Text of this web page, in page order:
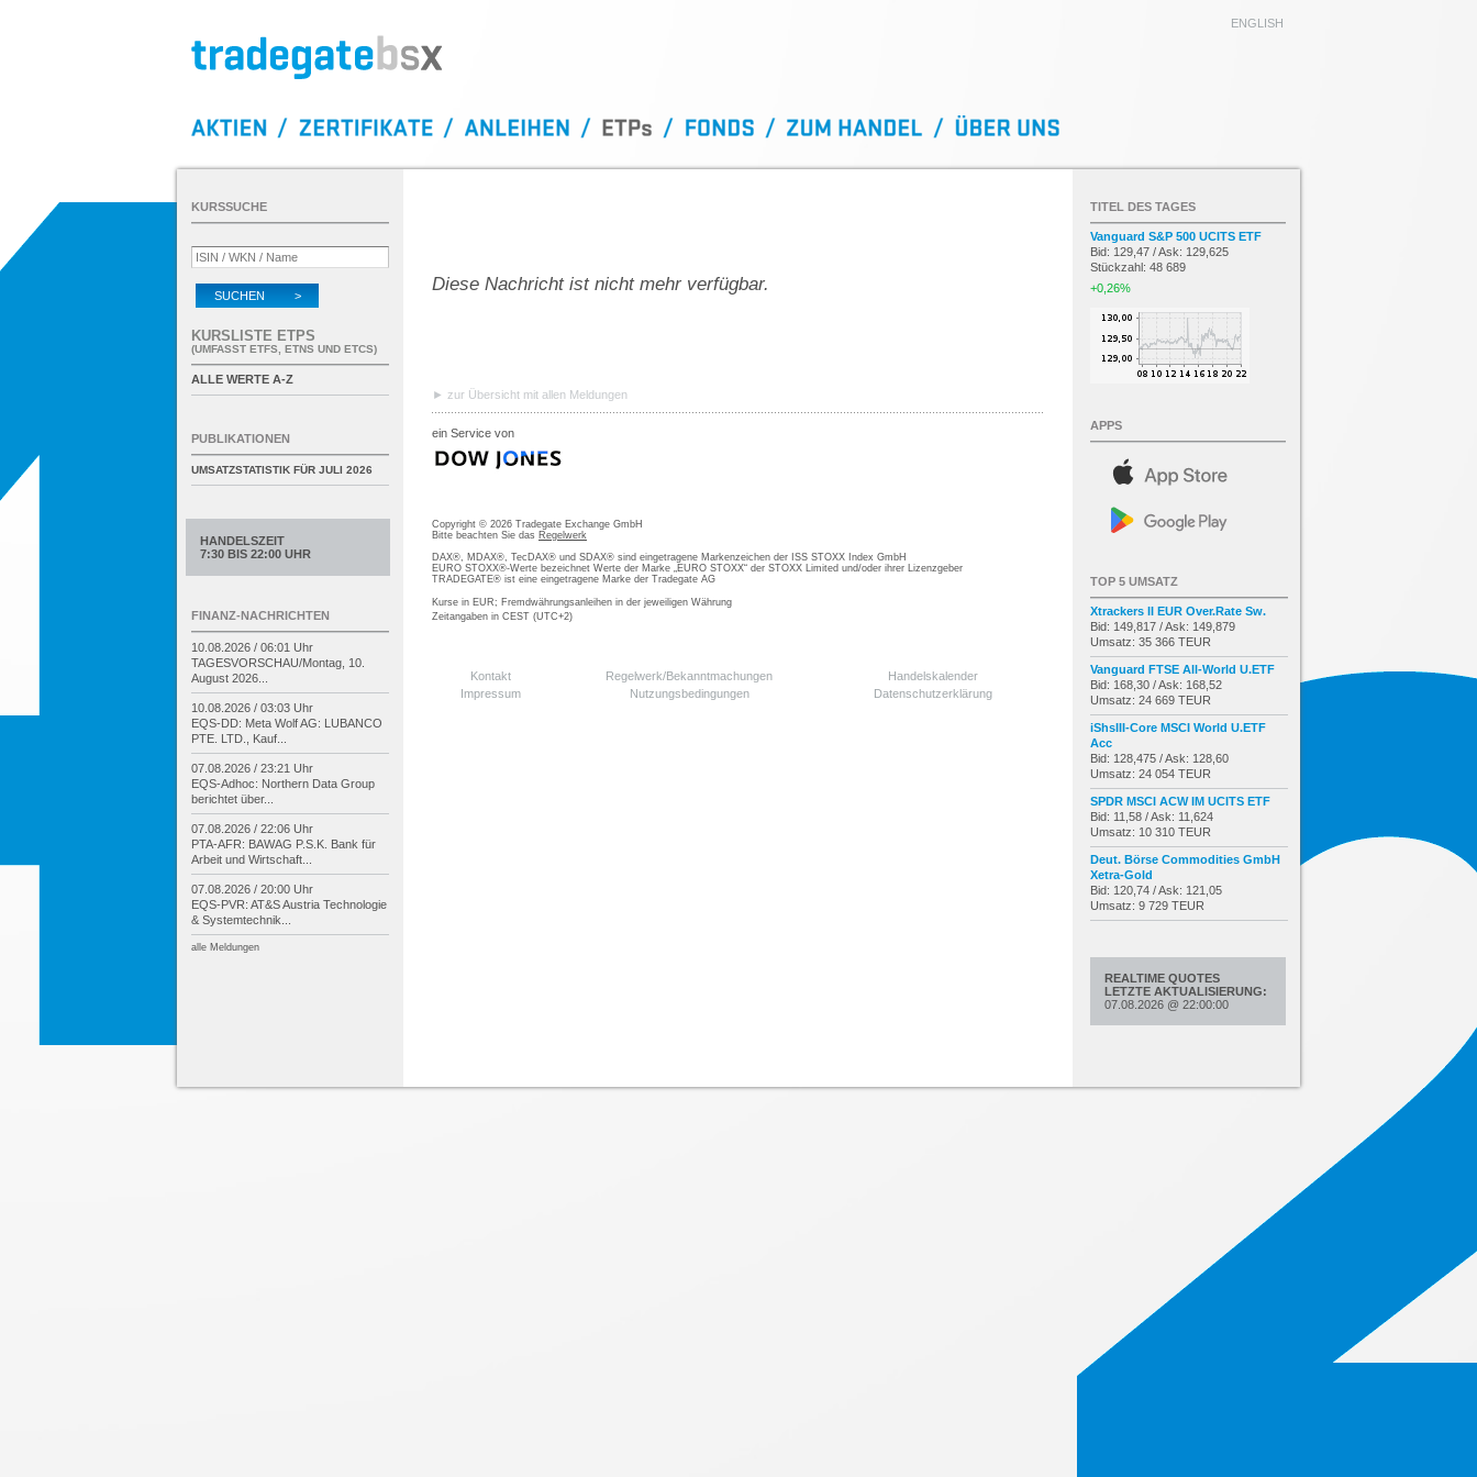
ENGLISH
Diese Nachricht ist nicht mehr verfügbar.
zur Übersicht mit allen Meldungen
ein Service von
Copyright © 2026 Tradegate Exchange GmbH
Bitte beachten Sie das Regelwerk
DAX®, MDAX®, TecDAX® und SDAX® sind eingetragene Markenzeichen der ISS STOXX Index GmbH
EURO STOXX®-Werte bezeichnet Werte der Marke „EURO STOXX“ der STOXX Limited und/oder ihrer Lizenzgeber
TRADEGATE® ist eine eingetragene Marke der Tradegate AG
Kurse in EUR; Fremdwährungsanleihen in der jeweiligen Währung
Zeitangaben in CEST (UTC+2)
Kontakt Regelwerk/Bekanntmachungen
Handelskalender
Impressum
Nutzungsbedingungen Datenschutzerklärung
KURSSUCHE
SUCHEN >
KURSLISTE ETPS
(UMFASST ETFS, ETNS UND ETCS)
ALLE WERTE A-Z
PUBLIKATIONEN
UMSATZSTATISTIK FÜR JULI 2026
HANDELSZEIT
7:30 BIS 22:00 UHR
FINANZ-NACHRICHTEN
10.08.2026 / 06:01 Uhr
TAGESVORSCHAU/Montag, 10.
August 2026...
10.08.2026 / 03:03 Uhr
EQS-DD: Meta Wolf AG: LUBANCO
PTE. LTD., Kauf...
07.08.2026 / 23:21 Uhr
EQS-Adhoc: Northern Data Group
berichtet über...
07.08.2026 / 22:06 Uhr
PTA-AFR: BAWAG P.S.K. Bank für
Arbeit und Wirtschaft...
07.08.2026 / 20:00 Uhr
EQS-PVR: AT&S Austria Technologie
& Systemtechnik...
alle Meldungen
TITEL DES TAGES
Vanguard S&P 500 UCITS ETF
Bid: 129,47 / Ask: 129,625
Stückzahl: 48 689
+0,26%
APPS
TOP 5 UMSATZ
Xtrackers II EUR Over.Rate Sw.
Bid: 149,817 / Ask: 149,879
Umsatz: 35 366 TEUR
Vanguard FTSE All-World U.ETF
Bid: 168,30 / Ask: 168,52
Umsatz: 24 669 TEUR
iShsIII-Core MSCI World U.ETF
Acc
Bid: 128,475 / Ask: 128,60
Umsatz: 24 054 TEUR
SPDR MSCI ACW IM UCITS ETF
Bid: 11,58 / Ask: 11,624
Umsatz: 10 310 TEUR
Deut. Börse Commodities GmbH
Xetra-Gold
Bid: 120,74 / Ask: 121,05
Umsatz: 9 729 TEUR
REALTIME QUOTES
LETZTE AKTUALISIERUNG:
07.08.2026 @ 22:00:00